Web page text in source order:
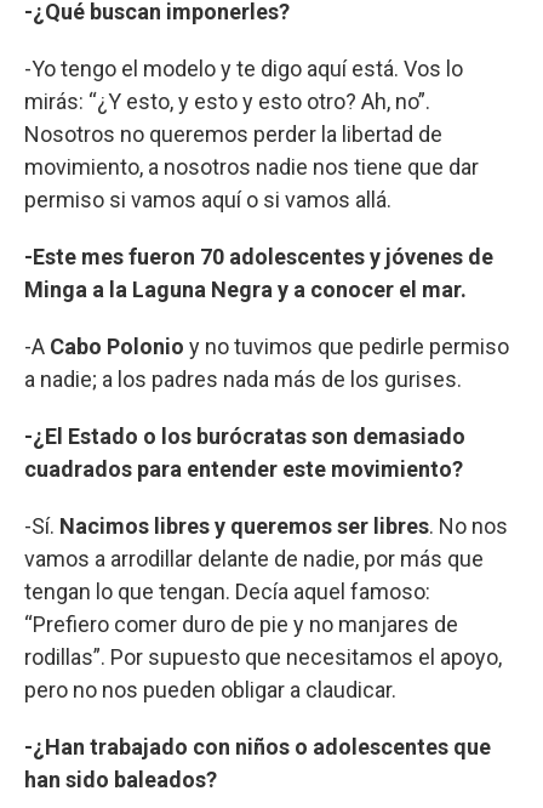
-¿Qué buscan imponerles?
-Yo tengo el modelo y te digo aquí está. Vos lo
mirás: “¿Y esto, y esto y esto otro? Ah, no”.
Nosotros no queremos perder la libertad de
movimiento, a nosotros nadie nos tiene que dar
permiso si vamos aquí o si vamos allá.
-Este mes fueron 70 adolescentes y jóvenes de
Minga a la Laguna Negra y a conocer el mar.
-A Cabo Polonio y no tuvimos que pedirle permiso
a nadie; a los padres nada más de los gurises.
-¿El Estado o los burócratas son demasiado
cuadrados para entender este movimiento?
-Sí. Nacimos libres y queremos ser libres. No nos
vamos a arrodillar delante de nadie, por más que
tengan lo que tengan. Decía aquel famoso:
“Prefiero comer duro de pie y no manjares de
rodillas”. Por supuesto que necesitamos el apoyo,
pero no nos pueden obligar a claudicar.
-¿Han trabajado con niños o adolescentes que
han sido baleados?